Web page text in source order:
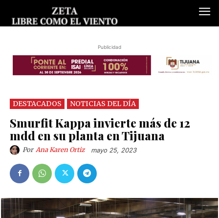
Publicidad
DESTACADOS NOTICIAS DEL DÍA
Smurfit Kappa invierte más de 12
mdd en su planta en Tijuana
Por Ana Karen Ortiz mayo 25, 2023